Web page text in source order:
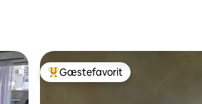
Bedste gæstefavorit
Gæstefavorit